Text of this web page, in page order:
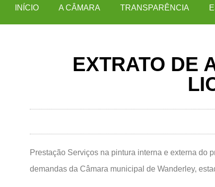
INÍCIO A CÂMARA TRANSPARÊNCIA
EXTRATO DE
Prestação Serviços na pintura interna e externa do
demandas da Câmara municipal de Wanderley,